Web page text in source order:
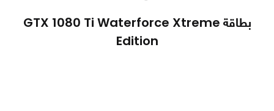
بطاقة GTX 1080 Ti Waterforce Xtreme
Edition